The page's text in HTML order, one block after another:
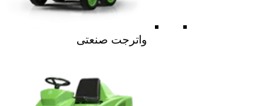
واترجت صنعتی